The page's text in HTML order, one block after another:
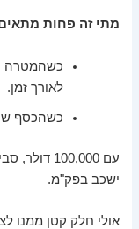
מתי זה פחות
כשהמטרה
לאורך זמן.
כשהכסף
עם
ישכב בפק"מ.
אולי חלק קטן ממנו